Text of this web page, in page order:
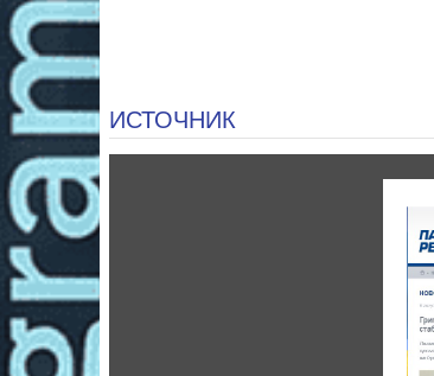
ИСТОЧНИК